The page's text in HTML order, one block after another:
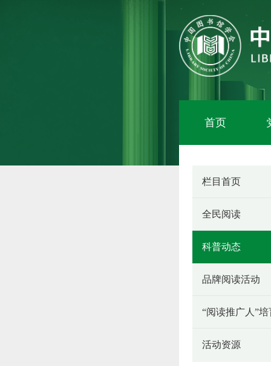
首页
栏目首页
全民阅读
科普动态
品牌阅读活动
“阅读推广人”
活动资源